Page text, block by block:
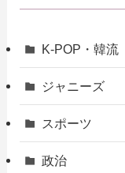
K-POP・韓流
ジャニーズ
スポーツ
政治